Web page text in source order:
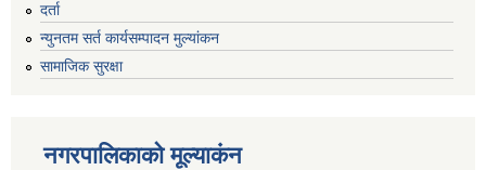
दर्ता
न्युनतम सर्त कार्यसम्पादन मुल्यांकन
सामाजिक सुरक्षा
नगरपालिकाकाे मूल्याकंन